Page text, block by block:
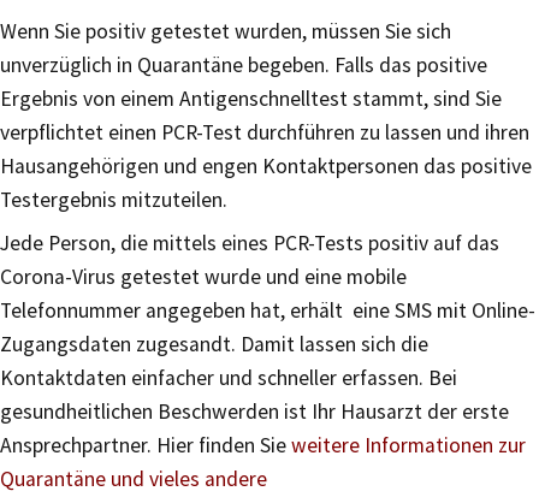
Wenn Sie positiv getestet wurden, müssen Sie sich
unverzüglich in Quarantäne begeben. Falls das positive
Ergebnis von einem Antigenschnelltest stammt, sind Sie
verpflichtet einen PCR-Test durchführen zu lassen und ihren
Hausangehörigen und engen Kontaktpersonen das positive
Testergebnis mitzuteilen.
Jede Person, die mittels eines PCR-Tests positiv auf das
Corona-Virus getestet wurde und eine mobile
Telefonnummer angegeben hat, erhält eine SMS mit Online-
Zugangsdaten zugesandt. Damit lassen sich die
Kontaktdaten einfacher und schneller erfassen. Bei
gesundheitlichen Beschwerden ist Ihr Hausarzt der erste
Ansprechpartner. Hier finden Sieweitere Informationen zur
Quarantäne und vieles andere